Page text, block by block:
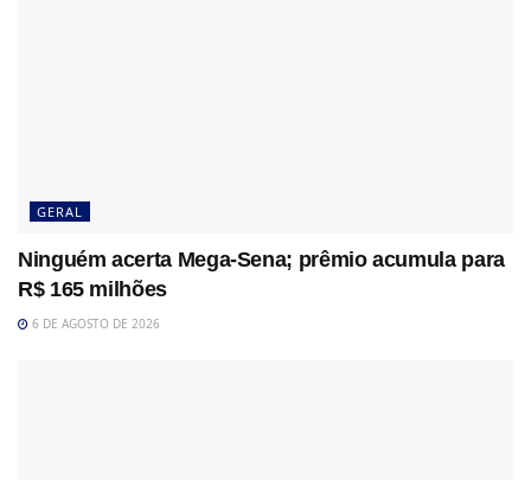
GERAL
Ninguém acerta Mega-Sena; prêmio acumula para
R$ 165 milhões
6 DE AGOSTO DE 2026